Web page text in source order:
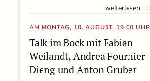
weiterlesen
AM MONTAG, 10. AUGUST, 19.00 UHR
Talk im Bock mit Fabian
Weilandt, Andrea Fournier-
Dieng und Anton Gruber